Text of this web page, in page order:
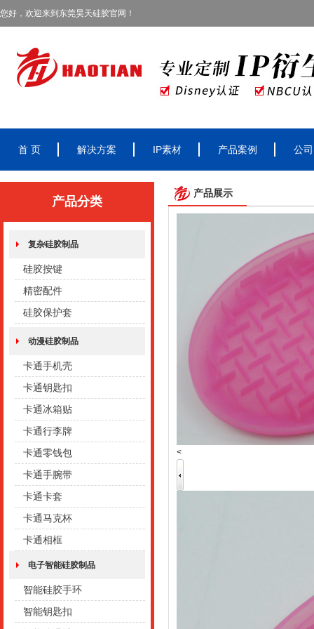
您好，欢迎来到东莞昊天硅胶官网！
首 页 解决方案 IP素材 产品案例 公
产品分类
复杂硅胶制品
硅胶按键
精密配件
硅胶保护套
动漫硅胶制品
卡通手机壳
卡通钥匙扣
卡通冰箱贴
卡通行李牌
卡通零钱包
卡通手腕带
卡通卡套
卡通马克杯
卡通相框
电子智能硅胶制品
智能硅胶手环
智能钥匙扣
产品展示
<